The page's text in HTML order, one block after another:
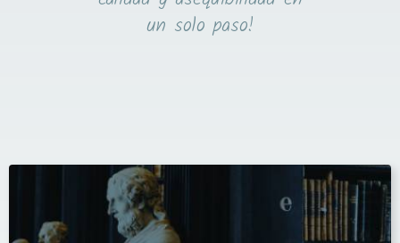
un solo paso!